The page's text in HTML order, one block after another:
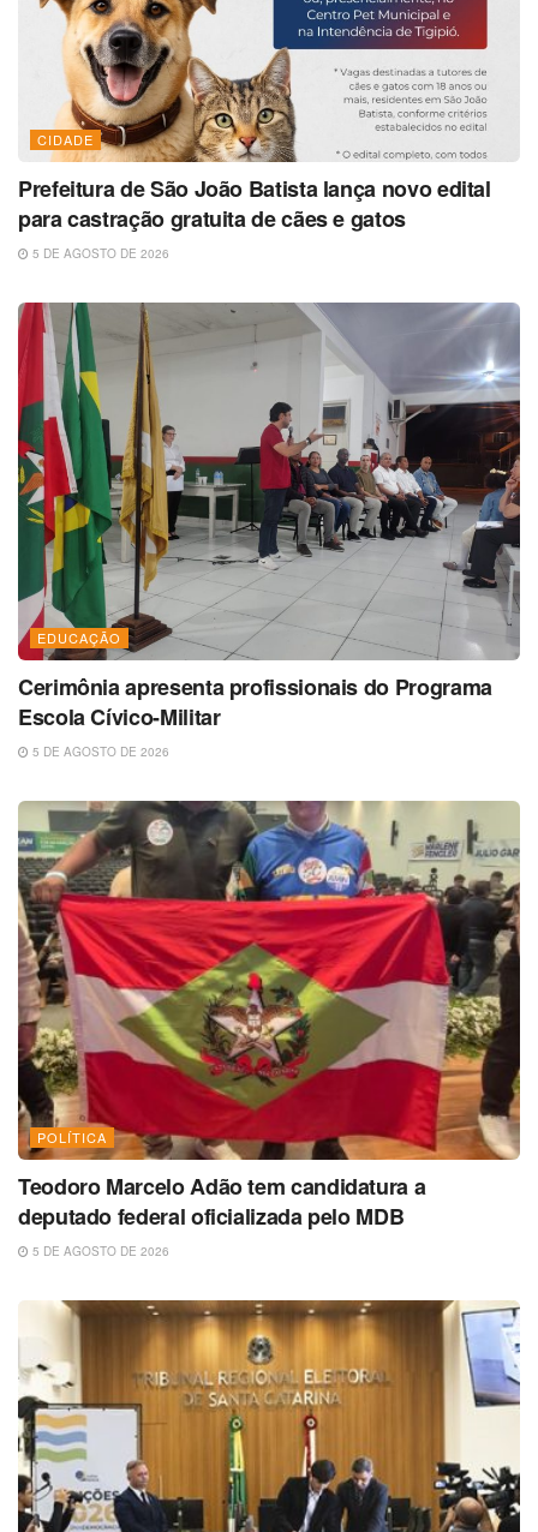
CIDADE
Prefeitura de São João Batista lança novo edital
para castração gratuita de cães e gatos
5 DE AGOSTO DE 2026
EDUCAÇÃO
Cerimônia apresenta profissionais do Programa
Escola Cívico-Militar
5 DE AGOSTO DE 2026
POLÍTICA
Teodoro Marcelo Adão tem candidatura a
deputado federal oficializada pelo MDB
5 DE AGOSTO DE 2026